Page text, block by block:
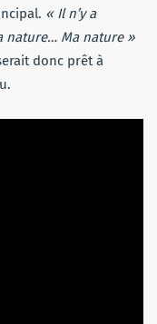
« Il n’y a
nature… Ma nature »
donc prêt à